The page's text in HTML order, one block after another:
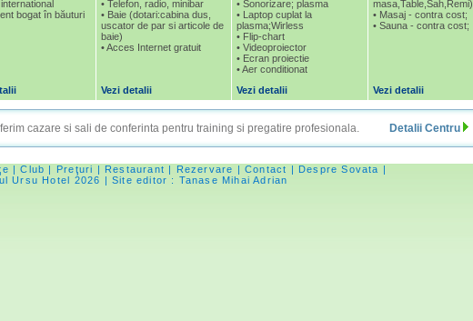
bogat în băuturi
• Telefon, radio, minibar
• Baie (dotari:cabina dus,
uscator de par si articole de
baie)
• Acces Internet gratuit
• Sonorizare; plasma
• Laptop cuplat la
plasma;Wirless
• Flip-chart
• Videoproiector
• Ecran proiectie
• Aer conditionat
masa,Table,Sah,Remi)
• Masaj - contra cost;
• Sauna - contra cost;
Vezi detalii Vezi detalii Vezi detalii
cazare si sali de conferinta pentru training si pregatire profesionala. Detalii Centru
|Club | Preţuri | Restaurant | Rezervare | Contact | Despre Sovata |
Ursu Hotel 2026 | Site editor : Tanase Mihai Adrian